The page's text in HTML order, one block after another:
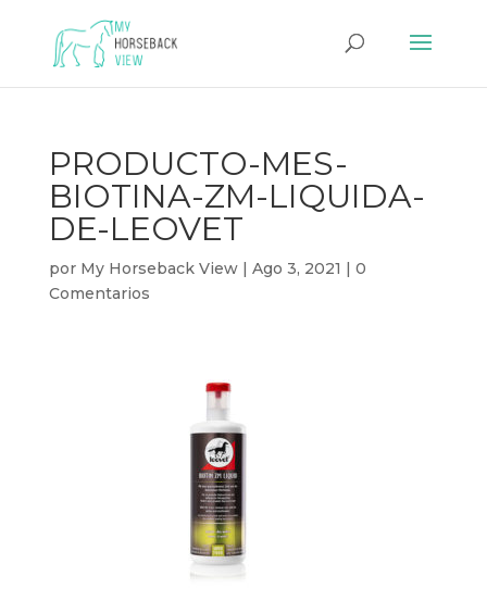
PRODUCTO-MES-
BIOTINA-ZM-LIQUIDA-
DE-LEOVET
por My Horseback View| Ago 3, 2021 | 0
Comentarios